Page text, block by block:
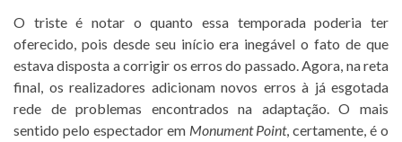
O triste é notar o quanto essa temporada poderia ter
oferecido, pois desde seu início era inegável o fato de que
estava disposta a corrigir os erros do passado. Agora, na reta
final, os realizadores adicionam novos erros à já esgotada
rede de problemas encontrados na adaptação. O mais
sentido pelo espectador em Monument Point, certamente, é o